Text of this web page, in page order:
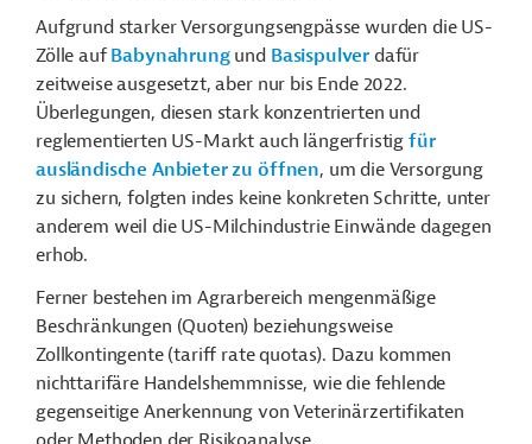
Aufgrund starker Versorgungsengpässe wurden die US-
Zölle auf Babynahrungund Basispulver dafür
zeitweise ausgesetzt, aber nur bis Ende 2022.
Überlegungen, diesen stark konzentrierten und
reglementierten US-Markt auch längerfristig für
ausländische Anbieter zu öffnen, um die Versorgung
zu sichern, folgten indes keine konkreten Schritte, unter
anderem weil die US-Milchindustrie Einwände dagegen
erhob.
Ferner bestehen im Agrarbereich mengenmäßige
Beschränkungen (Quoten) beziehungsweise
Zollkontingente (tariff rate quotas). Dazu kommen
nichttarifäre Handelshemmnisse, wie die fehlende
gegenseitige Anerkennung von Veterinärzertifikaten